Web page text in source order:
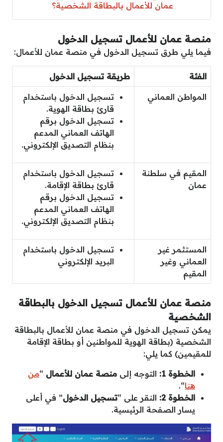
عمان للأعمال بالبطاقة الشخصية؟
منصة عمان للأعمال تسجيل الدخول
فيما يلي طرق تسجيل الدخول في منصة عمان للأعمال:
الفئة طريقة تسجيل الدخول
المواطن العماني
تسجيل الدخول باستخدام
قارئ بطاقة الهوية.
تسجيل الدخول برقم
الهاتف العماني المدعم
بنظام التصديق الإلكتروني.
المقيم في سلطنة
عمان
تسجيل الدخول باستخدام
قارئ بطاقة الإقامة.
تسجيل الدخول برقم
الهاتف العماني المدعم
بنظام التصديق الإلكتروني.
المستثمر غير
العماني وغير
المقيم
تسجيل الدخول باستخدام
البريد الإلكتروني
منصة عمان للأعمال تسجيل الدخول بالبطاقة
الشخصية
يمكن تسجيل الدخول في منصة عمان للأعمال بالبطاقة
الشخصية (بطاقة الهوية للمواطنين أو بطاقة الإقامة
للمقيمين) كما يلي:
الخطوة 1:
التوجه إلى منصة عمان للأعمال “من
هنا“.
الخطوة 2:
النقر على “تسجيل الدخول” في أعلى
يسار الصفحة الرئيسية.